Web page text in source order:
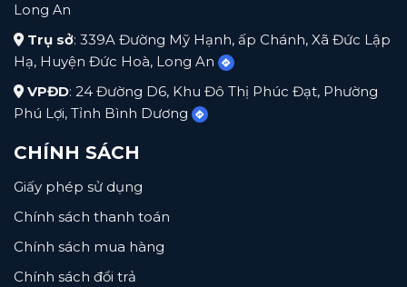
Long An
Trụ sở: 339A Đường Mỹ Hạnh, ấp Chánh, Xã Đức Lập
Hạ, Huyện Đức Hoà, Long An
VPĐD: 24 Đường D6, Khu Đô Thị Phúc Đạt, Phường
Phú Lợi, Tỉnh Bình Dương
CHÍNH SÁCH
Giấy phép sử dụng
Chính sách thanh toán
Chính sách mua hàng
Chính sách đổi trả